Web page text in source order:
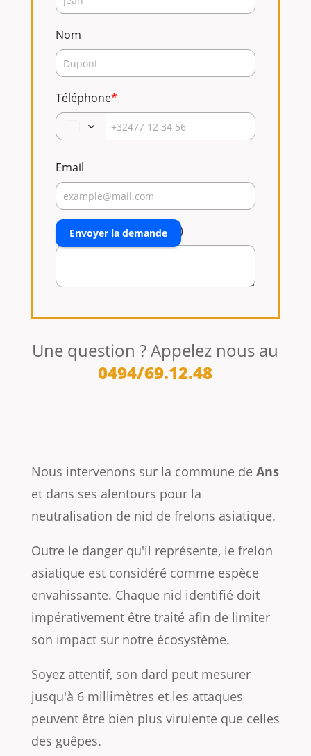
Nom
Téléphone*
Email
Commentaire (facultatif)
Envoyer la demande
Une question ? Appelez nous au
0494/69.12.48
Nous intervenons sur la commune de Ans
et dans ses alentours pour la
neutralisation de nid de frelons asiatique.
Outre le danger qu'il représente, le frelon
asiatique est considéré comme espèce
envahissante. Chaque nid identifié doit
impérativement être traité afin de limiter
son impact sur notre écosystème.
Soyez attentif, son dard peut mesurer
jusqu'à 6 millimètres et les attaques
peuvent être bien plus virulente que celles
des guêpes.